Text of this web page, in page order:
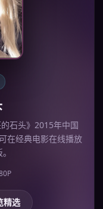
石头》2015年中国
在经典电影在线播放
精选